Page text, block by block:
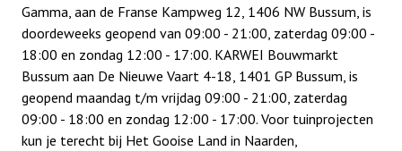
Gamma, aan de Franse Kampweg 12, 1406 NW Bussum, is
doordeweeks geopend van 09:00 - 21:00, zaterdag 09:00 -
18:00 en zondag 12:00 - 17:00. KARWEI Bouwmarkt
Bussum aan De Nieuwe Vaart 4-18, 1401 GP Bussum, is
geopend maandag t/m vrijdag 09:00 - 21:00, zaterdag
09:00 - 18:00 en zondag 12:00 - 17:00. Voor tuinprojecten
kun je terecht bij Het Gooise Land in Naarden,